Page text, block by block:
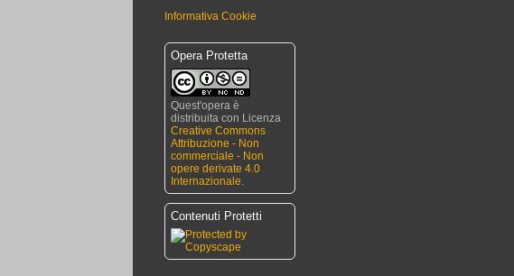
Informativa Cookie
Opera Protetta
Quest'opera è
distribuita con Licenza
Creative Commons
Attribuzione - Non
commerciale - Non
opere derivate 4.0
Internazionale
Contenuti Protetti